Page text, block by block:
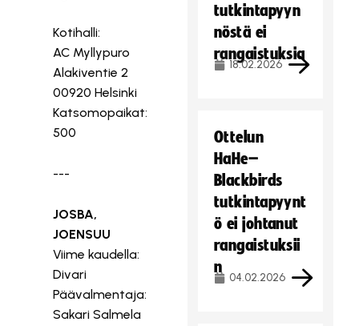
Kotihalli:
AC Myllypuro
Alakiventie 2
00920 Helsinki
Katsomopaikat:
500
---
JOSBA,
JOENSUU
Viime kaudella:
Divari
Päävalmentaja:
Sakari Salmela
tutkintapyyn
nöstä ei
rangaistuksia
18.02.2026
Ottelun
HaHe–
Blackbirds
tutkintapyynt
ö ei johtanut
rangaistuksii
n
04.02.2026